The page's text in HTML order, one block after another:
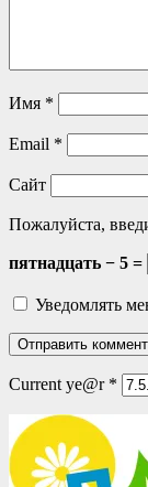
Имя *
Email *
Сайт
Пожалуйста,
пятнадцать − 5 =
Уведомлять
Current ye@r *